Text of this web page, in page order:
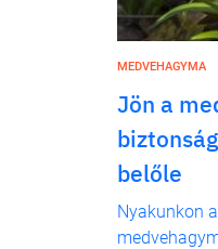
MEDVEHAGYMA
Jön a
belőle
Nyakunkon